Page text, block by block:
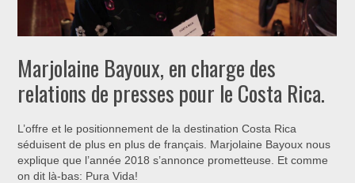
Marjolaine Bayoux, en charge des
relations de presses pour le Costa Rica.
L’offre et le positionnement de la destination Costa Rica
séduisent de plus en plus de français. Marjolaine Bayoux nous
explique que l’année 2018 s’annonce prometteuse. Et comme
on dit là-bas: Pura Vida!